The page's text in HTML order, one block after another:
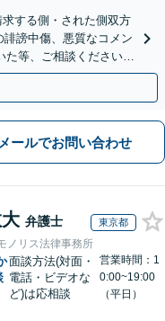
する側・された側双方
謗中傷、悪質なコメン
た等、ご相談ください
4分】
メールでお問い合わせ
弁護士 東京都
ノリス法律事務所
面談方法(対面・
電話・ビデオな
ど)は応相談
営業時間：1
0:00~19:00
（平日）